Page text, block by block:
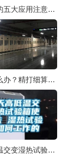
防爆除湿机的五大应用注意事项
包包发霉怎么办？精打细算买的包应该如何保养？
三伏天高低温交变湿热试验箱使用方法 湿热试验箱是如何工作的